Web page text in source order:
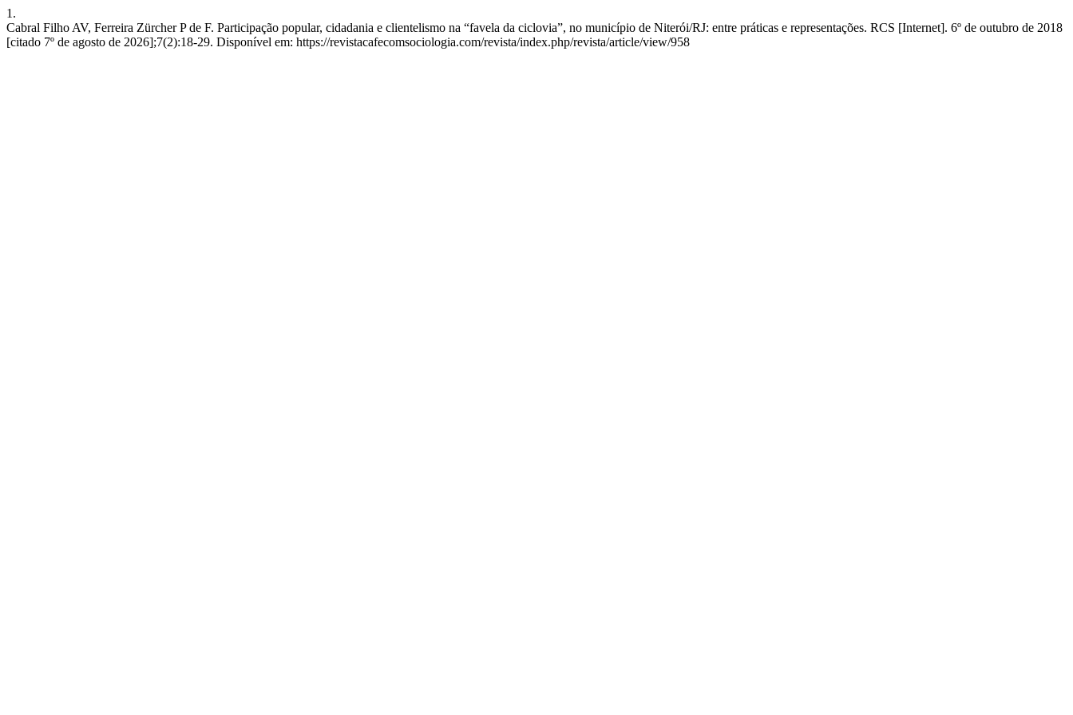
1.
Cabral Filho AV, Ferreira Zürcher P de F. Participação popular, cidadania e clientelismo na “favela da ciclovia”, no município de Niterói/RJ: entre práticas e representações. RCS [Internet]. 6º de outubro de 2018
[citado 7º de agosto de 2026];7(2):18-29. Disponível em: https://revistacafecomsociologia.com/revista/index.php/revista/article/view/958